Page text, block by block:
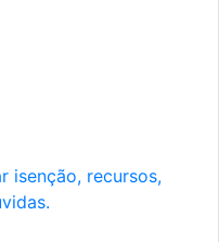
isenção, recursos,